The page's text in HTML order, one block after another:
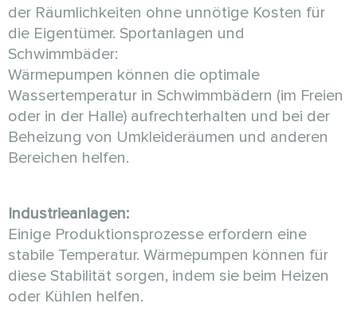
der Räumlichkeiten ohne unnötige Kosten für
die Eigentümer. Sportanlagen und
Schwimmbäder:
Wärmepumpen können die optimale
Wassertemperatur in Schwimmbädern (im Freien
oder in der Halle) aufrechterhalten und bei der
Beheizung von Umkleideräumen und anderen
Bereichen helfen.
Industrieanlagen:
Einige Produktionsprozesse erfordern eine
stabile Temperatur. Wärmepumpen können für
diese Stabilität sorgen, indem sie beim Heizen
oder Kühlen helfen.